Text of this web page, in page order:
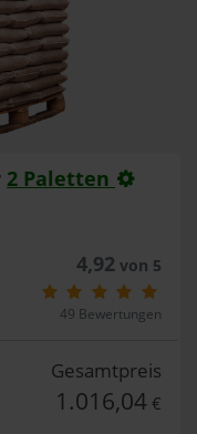
2 Paletten
4,92von 5
49 Bewertungen
Gesamtpreis
1.016,04 €